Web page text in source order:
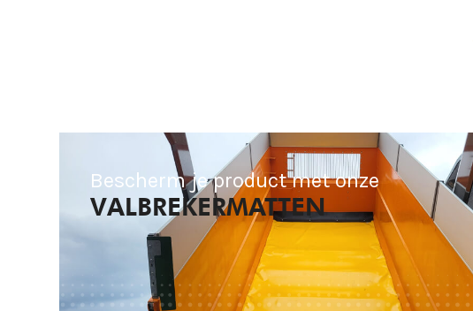
Bescherm je product met onze
VALBREKERMATTEN